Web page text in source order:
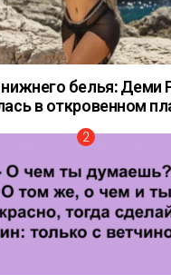
белья: Деми
в откровенном